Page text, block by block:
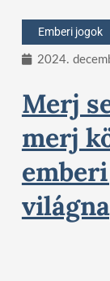
Emberi jogok
2024.
Merj
merj